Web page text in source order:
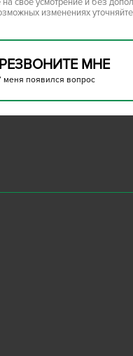
изменениях
МНЕ
меня появился вопрос